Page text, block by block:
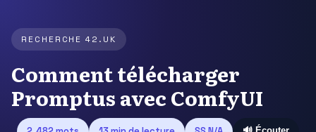
RECHERCHE 42.UK
Comment télécharger
Promptus avec ComfyUI